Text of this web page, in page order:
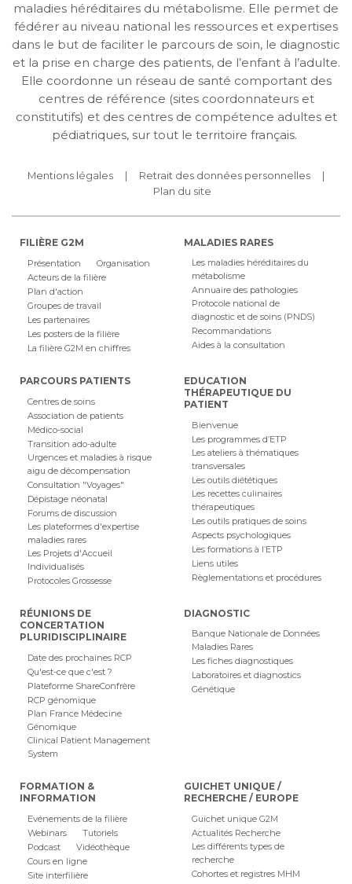
maladies héréditaires du métabolisme. Elle permet de
fédérer au niveau national les ressources et expertises
dans le but de faciliter le parcours de soin, le diagnostic
et la prise en charge des patients, de l’enfant à l’adulte.
Elle coordonne un réseau de santé comportant des
centres de référence (sites coordonnateurs et
constitutifs) et des centres de compétence adultes et
pédiatriques, sur tout le territoire français.
Mentions légales
Retrait des données personnelles
Plan du site
FILIÈRE G2M
Présentation
Organisation
Acteurs de la filière
Plan d'action
Groupes de travail
Les partenaires
Les posters de la filière
La filière G2M en chiffres
MALADIES RARES
Les maladies héréditaires du
métabolisme
Annuaire des pathologies
Protocole national de
diagnostic et de soins (PNDS)
Recommandations
Aides à la consultation
PARCOURS PATIENTS
Centres de soins
Association de patients
Médico-social
Transition ado-adulte
Urgences et maladies à risque
aigu de décompensation
Consultation "Voyages"
Dépistage néonatal
Forums de discussion
Les plateformes d'expertise
maladies rares
Les Projets d'Accueil
Individualisés
Protocoles Grossesse
EDUCATION
THÉRAPEUTIQUE DU
PATIENT
Bienvenue
Les programmes d’ETP
Les ateliers à thématiques
transversales
Les outils diététiques
Les recettes culinaires
thérapeutiques
Les outils pratiques de soins
Aspects psychologiques
Les formations à l’ETP
Liens utiles
Règlementations et procédures
RÉUNIONS DE
CONCERTATION
PLURIDISCIPLINAIRE
Date des prochaines RCP
Qu'est-ce que c'est ?
Plateforme ShareConfrère
RCP génomique
Plan France Médecine
Génomique
Clinical Patient Management
System
DIAGNOSTIC
Banque Nationale de Données
Maladies Rares
Les fiches diagnostiques
Laboratoires et diagnostics
Génétique
FORMATION &
INFORMATION
Evénements de la filière
Webinars
Tutoriels
Podcast
Vidéothèque
Cours en ligne
Site interfilière
GUICHET UNIQUE /
RECHERCHE / EUROPE
Guichet unique G2M
Actualités Recherche
Les différents types de
recherche
Cohortes et registres MHM